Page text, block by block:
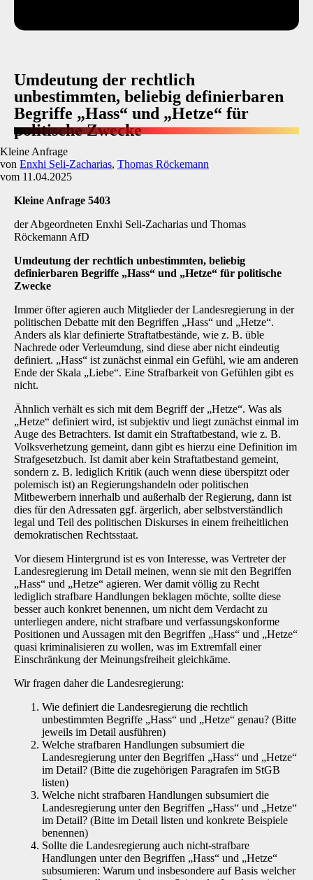
Umdeutung der rechtlich
unbestimmten, beliebig definierbaren
Begriffe „Hass“ und „Hetze“ für
politische Zwecke
Kleine Anfrage
von Enxhi Seli-Zacharias, Thomas Röckemann
vom 11.04.2025
Kleine Anfrage 5403
der Abgeordneten Enxhi Seli-Zacharias und Thomas
Röckemann AfD
Umdeutung der rechtlich unbestimmten, beliebig
definierbaren Begriffe „Hass“ und „Hetze“ für politische
Zwecke
Immer öfter agieren auch Mitglieder der Landesregierung in der
politischen Debatte mit den Begriffen „Hass“ und „Hetze“.
Anders als klar definierte Straftatbestände, wie z. B. üble
Nachrede oder Verleumdung, sind diese aber nicht eindeutig
definiert. „Hass“ ist zunächst einmal ein Gefühl, wie am anderen
Ende der Skala „Liebe“. Eine Strafbarkeit von Gefühlen gibt es
nicht.
Ähnlich verhält es sich mit dem Begriff der „Hetze“. Was als
„Hetze“ definiert wird, ist subjektiv und liegt zunächst einmal im
Auge des Betrachters. Ist damit ein Straftatbestand, wie z. B.
Volksverhetzung gemeint, dann gibt es hierzu eine Definition im
Strafgesetzbuch. Ist damit aber kein Straftatbestand gemeint,
sondern z. B. lediglich Kritik (auch wenn diese überspitzt oder
polemisch ist) an Regierungshandeln oder politischen
Mitbewerbern innerhalb und außerhalb der Regierung, dann ist
dies für den Adressaten ggf. ärgerlich, aber selbstverständlich
legal und Teil des politischen Diskurses in einem freiheitlichen
demokratischen Rechtsstaat.
Vor diesem Hintergrund ist es von Interesse, was Vertreter der
Landesregierung im Detail meinen, wenn sie mit den Begriffen
„Hass“ und „Hetze“ agieren. Wer damit völlig zu Recht
lediglich strafbare Handlungen beklagen möchte, sollte diese
besser auch konkret benennen, um nicht dem Verdacht zu
unterliegen andere, nicht strafbare und verfassungskonforme
Positionen und Aussagen mit den Begriffen „Hass“ und „Hetze“
quasi kriminalisieren zu wollen, was im Extremfall einer
Einschränkung der Meinungsfreiheit gleichkäme.
Wir fragen daher die Landesregierung:
Wie definiert die Landesregierung die rechtlich
unbestimmten Begriffe „Hass“ und „Hetze“ genau? (Bitte
jeweils im Detail ausführen)
Welche strafbaren Handlungen subsumiert die
Landesregierung unter den Begriffen „Hass“ und „Hetze“
im Detail? (Bitte die zugehörigen Paragrafen im StGB
listen)
Welche nicht strafbaren Handlungen subsumiert die
Landesregierung unter den Begriffen „Hass“ und „Hetze“
im Detail? (Bitte im Detail listen und konkrete Beispiele
benennen)
Sollte die Landesregierung auch nicht-strafbare
Handlungen unter den Begriffen „Hass“ und „Hetze“
subsumieren: Warum und insbesondere auf Basis welcher